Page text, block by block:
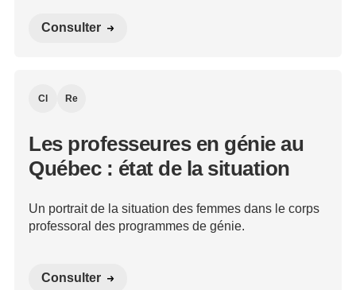
Consulter
Cl Re
Les professeures en génie au
Québec : état de la situation
Un portrait de la situation des femmes dans le corps
professoral des programmes de génie.
Consulter